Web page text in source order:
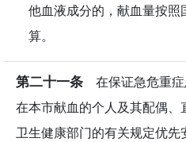
他血液成分的，献血量按
算。
第二十一条 在保证急危重
在本市献血的个人及其配偶
卫生健康部门的有关规定优先